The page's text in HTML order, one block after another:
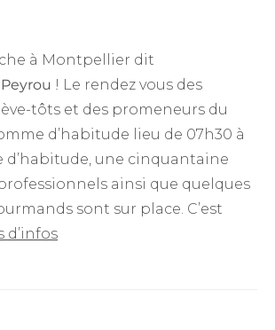
à Montpellier dit
Peyrou ! Le rendez vous des
tôts et des promeneurs du
d’habitude lieu de 07h30 à
d’habitude, une cinquantaine
ainsi que quelques
sont sur place. C’est
d’infos